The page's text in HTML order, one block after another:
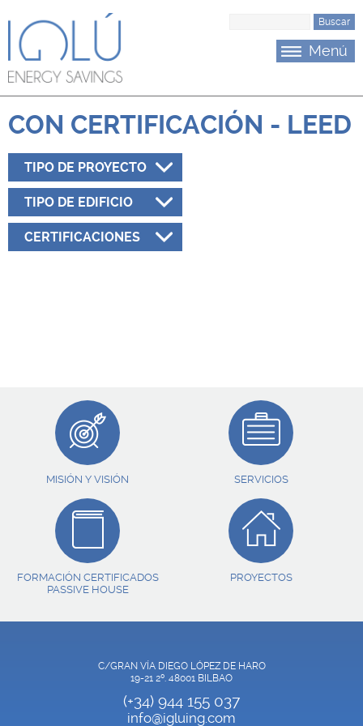
Saltar al menu principal
r
Menú
CON CERTIFICACIÓN - LEED
TIPO DE PROYECTO
TIPO DE EDIFICIO
CERTIFICACIONES
MISIÓN Y VISIÓN SERVICIOS
FORMACIÓN CERTIFICADOS
PASSIVE HOUSE
PROYECTOS
C/GRAN VÍA DIEGO LÓPEZ DE HARO
19-21 2º. 48001 BILBAO
(+34) 944 155 037
info@igluing.com